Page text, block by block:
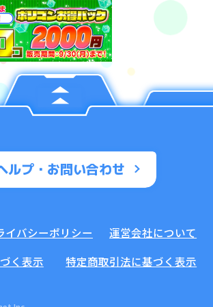
ルプ・お問い合わせ
イバシーポリシー
運営会社について
く表示
特定商取引法に基づく表示